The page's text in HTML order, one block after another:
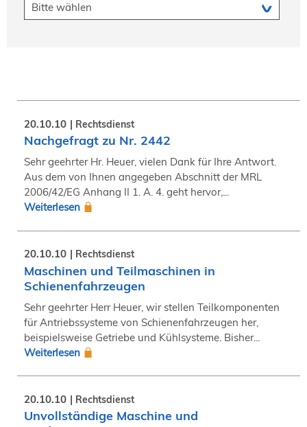
20.10.10 Rechtsdienst
Nachgefragt zu Nr. 2442
Sehr geehrter Hr. Heuer, vielen Dank für Ihre Antwort.
Aus dem von Ihnen angegeben Abschnitt der MRL
2006/42/EG Anhang II 1. A. 4. geht hervor,...
Weiterlesen
20.10.10 Rechtsdienst
Maschinen und Teilmaschinen in
Schienenfahrzeugen
Sehr geehrter Herr Heuer, wir stellen Teilkomponenten
für Antriebssysteme von Schienenfahrzeugen her,
beispielsweise Getriebe und Kühlsysteme. Bisher...
Weiterlesen
20.10.10 Rechtsdienst
Unvollständige Maschine und